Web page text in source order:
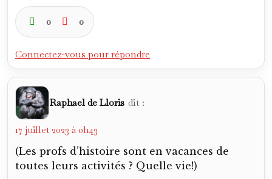
0 0
Connectez-vous pour répondre
Raphael de Lloris dit :
17 juillet 2023 à 0h43
(Les profs d’histoire sont en vacances de
toutes leurs activités ? Quelle vie!)